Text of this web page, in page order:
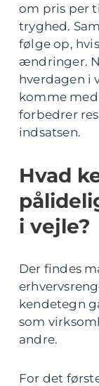
om pris per
tryghed.
følge op,
ændringer.
hverdagen i
komme
forbedrer
indsatsen.
Hvad
i vejle?
Der findes
kendetegn
som
andre.
For det